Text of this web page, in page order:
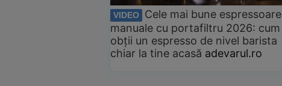
VIDEO
Cele mai bune espressoare
manuale cu portafiltru 2026: cum
obții un espresso de nivel barista
chiar la tine acasă adevarul.ro